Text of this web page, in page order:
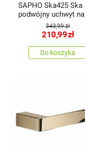
SAPHO Ska425 Ska
podwójny uchwyt na
papier toaletowy z
półką 30 x 8 x 10 cm,
czarny mat/dąb
343,99 zł
210,99zł
Do koszyka